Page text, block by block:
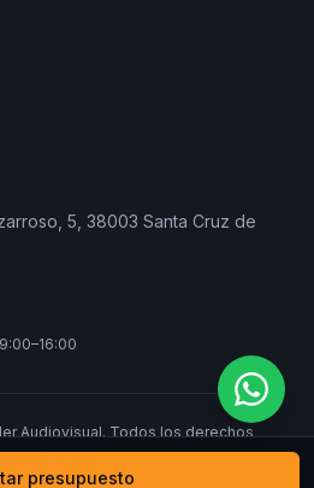
5, 38003 Santa Cruz de
Audiovisual. Todos los derechos
reservados.
presupuesto